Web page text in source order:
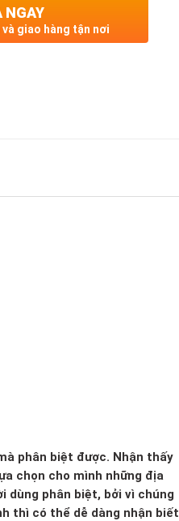
NGAY
giao hàng tận nơi
phân biệt được. Nhận thấy
chọn cho mình những địa
dùng phân biệt, bởi vì chúng
thì có thể dễ dàng nhận biết